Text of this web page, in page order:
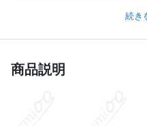
迷い子バ
サイズ
S、M、L
シャツ
続き
商品説明